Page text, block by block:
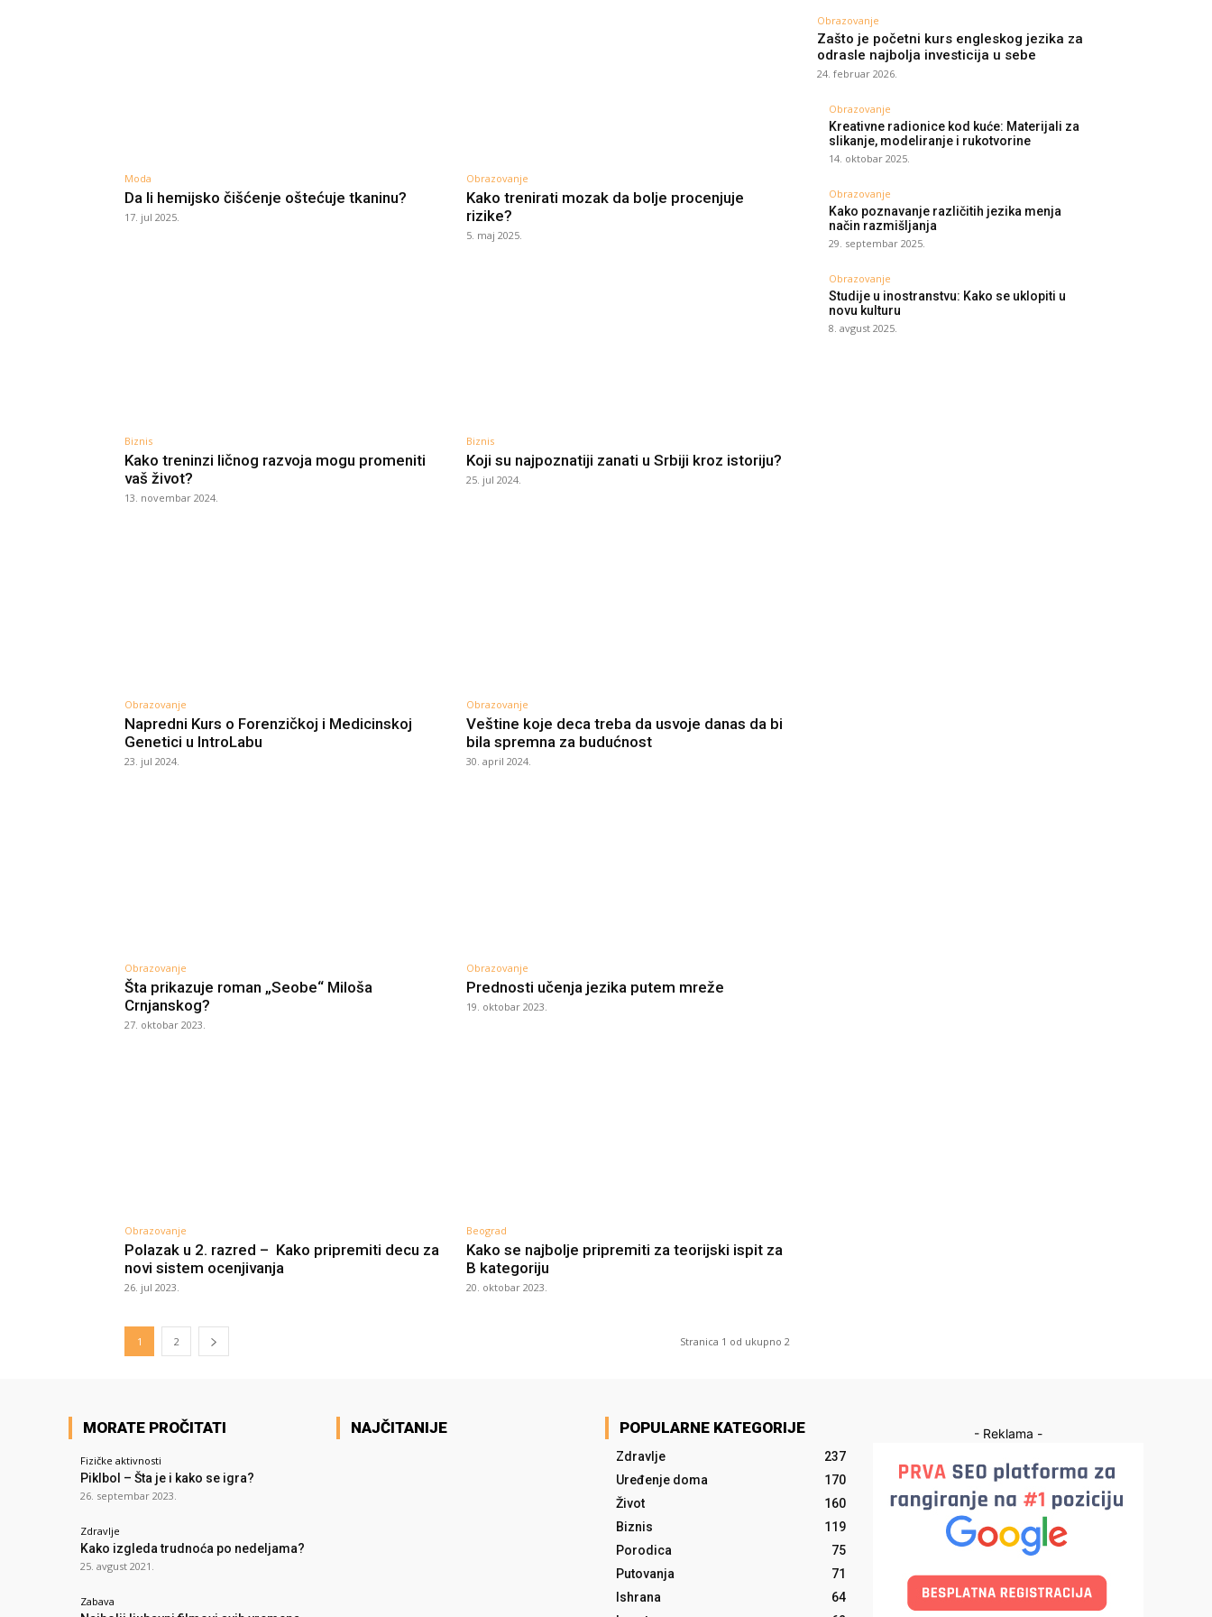
Moda
Da li hemijsko čišćenje oštećuje tkaninu?
17. jul 2025.
Obrazovanje
Kako trenirati mozak da bolje procenjuje
rizike?
5. maj 2025.
Biznis
Kako treninzi ličnog razvoja mogu promeniti
vaš život?
13. novembar 2024.
Biznis
Koji su najpoznatiji zanati u Srbiji kroz istoriju?
25. jul 2024.
Obrazovanje
Napredni Kurs o Forenzičkoj i Medicinskoj
Genetici u IntroLabu
23. jul 2024.
Obrazovanje
Veštine koje deca treba da usvoje danas da bi
bila spremna za budućnost
30. april 2024.
Obrazovanje
Šta prikazuje roman „Seobe“ Miloša
Crnjanskog?
27. oktobar 2023.
Obrazovanje
Prednosti učenja jezika putem mreže
19. oktobar 2023.
Obrazovanje
Polazak u 2. razred – Kako pripremiti decu za
novi sistem ocenjivanja
26. jul 2023.
Beograd
Kako se najbolje pripremiti za teorijski ispit za
B kategoriju
20. oktobar 2023.
1 2 Stranica 1 od ukupno 2
Obrazovanje
Zašto je početni kurs engleskog jezika za
odrasle najbolja investicija u sebe
24. februar 2026.
Obrazovanje
Kreativne radionice kod kuće: Materijali za
slikanje, modeliranje i rukotvorine
14. oktobar 2025.
Obrazovanje
Kako poznavanje različitih jezika menja
način razmišljanja
29. septembar 2025.
Obrazovanje
Studije u inostranstvu: Kako se uklopiti u
novu kulturu
8. avgust 2025.
MORATE PROČITATI
Fizičke aktivnosti
Piklbol – Šta je i kako se igra?
26. septembar 2023.
Zdravlje
Kako izgleda trudnoća po nedeljama?
25. avgust 2021.
Zabava
NAJČITANIJE POPULARNE KATEGORIJE
Zdravlje
237
Uređenje doma
170
Život
160
Biznis
119
Porodica
75
Putovanja
71
Ishrana
64
- Reklama -